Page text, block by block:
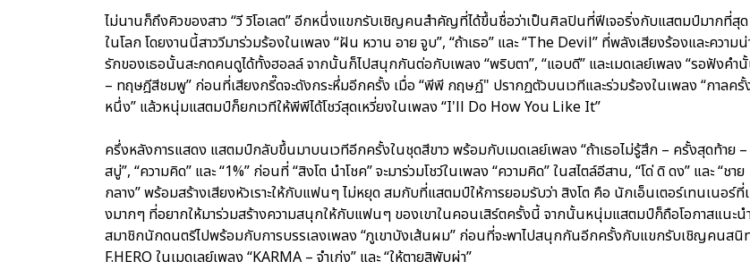
ไม่นานก็ถึงคิวของสาว “วี วิโอเลต” อีกหนึ่งแขกรับเชิญคนสำคัญที่ได้ขึ้นชื่อว่าเป็นศิลปินที่ฟีเจอริ่งกับแสตมป์มากที่สุด
ในโลก โดยงานนี้สาววีมาร่วมร้องในเพลง “ฝัน หวาน อาย จูบ”, “ถ้าเธอ” และ “The Devil” ที่พลังเสียงร้องและความน่
รักของเธอนั้นสะกดคนดูได้ทั้งฮอลล์ จากนั้นก็ไปสนุกกันต่อกับเพลง “พริบตา”, “แอบดี” และเมดเลย์เพลง “รอฟังคำ
– ทฤษฎีสีชมพู” ก่อนที่เสียงกรี๊ดจะดังกระหึ่มอีกครั้ง เมื่อ “พีพี กฤษฏ์" ปรากฏตัวบนเวทีและร่วมร้องในเพลง “กาลครั้
หนึ่ง” แล้วหนุ่มแสตมป์ก็ยกเวทีให้พีพีได้โชว์สุดเหวี่ยงในเพลง “I'll Do How You Like It”
ครึ่งหลังการแสดง แสตมป์กลับขึ้นมาบนเวทีอีกครั้งในชุดสีขาว พร้อมกับเมดเลย์เพลง “ถ้าเธอไม่รู้สึก – ครั้งสุดท้าย –
สบู่”, “ความคิด” และ “1%” ก่อนที่ “สิงโต นำโชค” จะมาร่วมโชว์ในเพลง “ความคิด” ในสไตล์อีสาน, “โด่ ดิ ดง” และ “ชาย
กลาง” พร้อมสร้างเสียงหัวเราะให้กับแฟนๆ ไม่หยุด สมกับที่แสตมป์ให้การยอมรับว่า สิงโต คือ นักเอ็นเตอร์เทนเนอร์ที่
งมากๆ ที่อยากให้มาร่วมสร้างความสนุกให้กับแฟนๆ ของเขาในคอนเสิร์ตครั้งนี้ จากนั้นหนุ่มแสตมป์ก็ถือโอกาสแนะน
สมาชิกนักดนตรีไปพร้อมกับการบรรเลงเพลง “ภูเขาบังเส้นผม” ก่อนที่จะพาไปสนุกกันอีกครั้งกับแขกรับเชิญคนสนิ
F.HERO ในเมดเลย์เพลง “KARMA – จำเก่ง” และ “ให้ตายสิพับผ่า”